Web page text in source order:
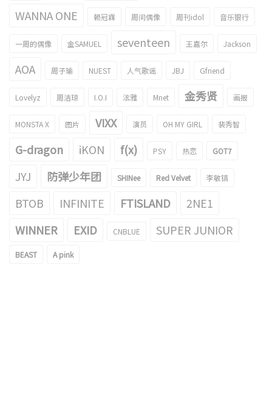
WANNA ONE 赖冠霖 周间偶像 周刊idol 音乐银行
一周的偶像 金SAMUEL seventeen 王嘉尔 Jackson
AOA 周子瑜 NUEST 人气歌谣 JBJ Gfriend
Lovelyz 周洁琼 I.O.I 泫雅 Mnet 金秀贤 画报
MONSTA X 图片 VIXX 演员 OH MY GIRL 裴秀智
G-dragon iKON f(x) PSY 热恋 GOT7
JYJ 防弹少年团 SHINee Red Velvet 李敏镐
BTOB INFINITE FTISLAND
2NE1
WINNER
EXID CNBLUE SUPER JUNIOR
BEAST A pink